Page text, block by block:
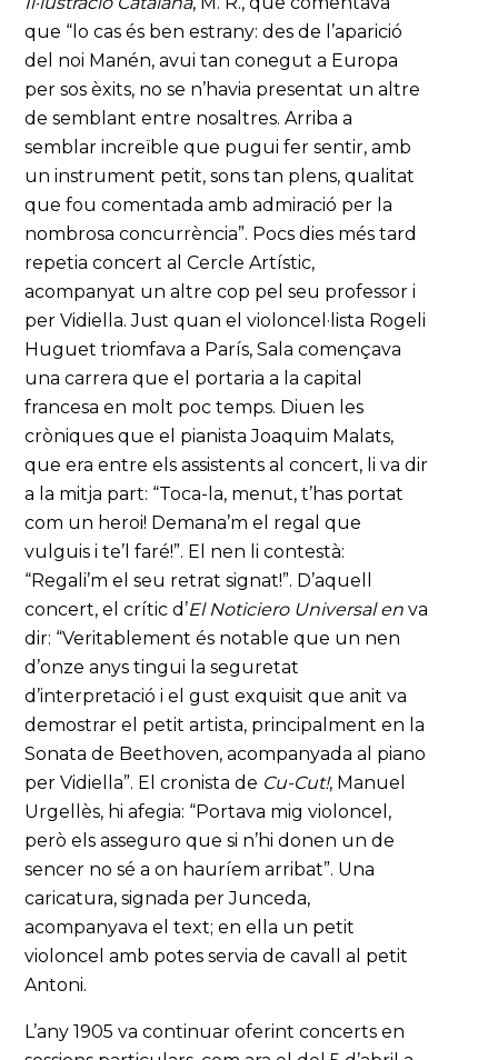
que “lo cas és ben estrany: des de l’aparició
del noi Manén, avui tan conegut a Europa
per sos èxits, no se n’havia presentat un altre
de semblant entre nosaltres. Arriba a
semblar increïble que pugui fer sentir, amb
un instrument petit, sons tan plens, qualitat
que fou comentada amb admiració per la
nombrosa concurrència”. Pocs dies més tard
repetia concert al Cercle Artístic,
acompanyat un altre cop pel seu professor i
per Vidiella. Just quan el violoncel·lista Rogeli
Huguet triomfava a París, Sala començava
una carrera que el portaria a la capital
francesa en molt poc temps. Diuen les
cròniques que el pianista Joaquim Malats,
que era entre els assistents al concert, li va dir
a la mitja part: “Toca-la, menut, t’has portat
com un heroi! Demana’m el regal que
vulguis i te’l faré!”. El nen li contestà:
“Regali’m el seu retrat signat!”. D’aquell
concert, el crític d’El Noticiero Universal enva
dir: “Veritablement és notable que un nen
d’onze anys tingui la seguretat
d’interpretació i el gust exquisit que anit va
demostrar el petit artista, principalment en la
Sonata de Beethoven, acompanyada al piano
per Vidiella”. El cronista de Cu-Cut!, Manuel
Urgellès, hi afegia: “Portava mig violoncel,
però els asseguro que si n’hi donen un de
sencer no sé a on hauríem arribat”. Una
caricatura, signada per Junceda,
acompanyava el text; en ella un petit
violoncel amb potes servia de cavall al petit
Antoni.
L’any 1905 va continuar oferint concerts en